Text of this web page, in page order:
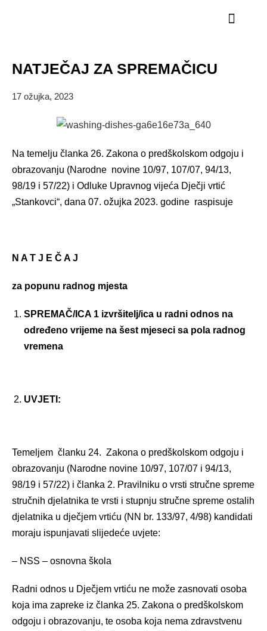
NATJEČAJ ZA SPREMAČICU
17 ožujka, 2023
Na temelju članka 26. Zakona o predškolskom odgoju i
obrazovanju (Narodne novine 10/97, 107/07, 94/13,
98/19 i 57/22) i Odluke Upravnog vijeća Dječji vrtić
„Stankovci“, dana 07. ožujka 2023. godine raspisuje
N A T J E Č A J
za popunu radnog mjesta
SPREMAČ/ICA 1 izvršitelj/ica u radni odnos na
određeno vrijeme na šest mjeseci sa pola radnog
vremena
UVJETI:
Temeljem članku 24. Zakona o predškolskom odgoju i
obrazovanju (Narodne novine 10/97, 107/07 i 94/13,
98/19 i 57/22) i članka 2. Pravilniku o vrsti stručne spreme
stručnih djelatnika te vrsti i stupnju stručne spreme ostalih
djelatnika u dječjem vrtiću (NN br. 133/97, 4/98) kandidati
moraju ispunjavati slijedeće uvjete:
– NSS – osnovna škola
Radni odnos u Dječjem vrtiću ne može zasnovati osoba
koja ima zapreke iz članka 25. Zakona o predškolskom
odgoju i obrazovanju, te osoba koja nema zdravstvenu